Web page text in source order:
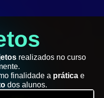
realizados no curso
finalidade a prática e
dos alunos.